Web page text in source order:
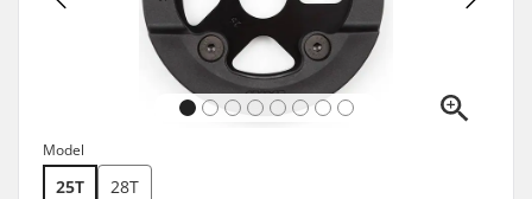
Model
25T 28T